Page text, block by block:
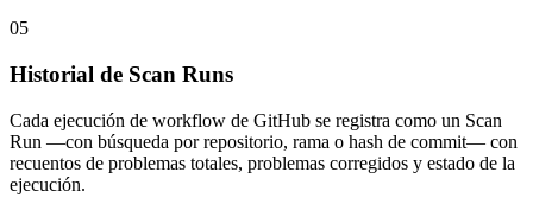
05
Historial de Scan Runs
Cada ejecución de workflow de GitHub se registra como un Scan
Run —con búsqueda por repositorio, rama o hash de commit— con
recuentos de problemas totales, problemas corregidos y estado de la
ejecución.